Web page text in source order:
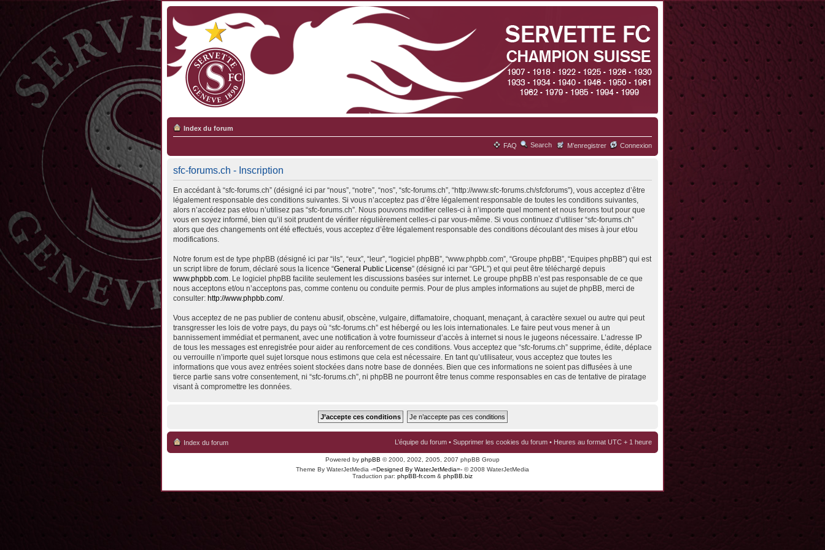
Index du forum
FAQ Search M’enregistrer Connexion
sfc-forums.ch - Inscription
En accédant à “sfc-forums.ch” (désigné ici par “nous”, “notre”, “nos”, “sfc-forums.ch”, “http://www.sfc-forums.ch/sfcforums”), vous acceptez d’être
légalement responsable des conditions suivantes. Si vous n’acceptez pas d’être légalement responsable de toutes les conditions suivantes,
alors n’accédez pas et/ou n’utilisez pas “sfc-forums.ch”. Nous pouvons modifier celles-ci à n’importe quel moment et nous ferons tout pour que
vous en soyez informé, bien qu’il soit prudent de vérifier régulièrement celles-ci par vous-même. Si vous continuez d’utiliser “sfc-forums.ch”
alors que des changements ont été effectués, vous acceptez d’être légalement responsable des conditions découlant des mises à jour et/ou
modifications.
Notre forum est de type phpBB (désigné ici par “ils”, “eux”, “leur”, “logiciel phpBB”, “www.phpbb.com”, “Groupe phpBB”, “Equipes phpBB”) qui est
un script libre de forum, déclaré sous la licence “General Public License” (désigné ici par “GPL”) et qui peut être téléchargé depuis
www.phpbb.com. Le logiciel phpBB facilite seulement les discussions basées sur internet. Le groupe phpBB n’est pas responsable de ce que
nous acceptons et/ou n’acceptons pas, comme contenu ou conduite permis. Pour de plus amples informations au sujet de phpBB, merci de
consulter: http://www.phpbb.com/.
Vous acceptez de ne pas publier de contenu abusif, obscène, vulgaire, diffamatoire, choquant, menaçant, à caractère sexuel ou autre qui peut
transgresser les lois de votre pays, du pays où “sfc-forums.ch” est hébergé ou les lois internationales. Le faire peut vous mener à un
bannissement immédiat et permanent, avec une notification à votre fournisseur d’accès à internet si nous le jugeons nécessaire. L’adresse IP
de tous les messages est enregistrée pour aider au renforcement de ces conditions. Vous acceptez que “sfc-forums.ch” supprime, édite, déplace
ou verrouille n’importe quel sujet lorsque nous estimons que cela est nécessaire. En tant qu’utilisateur, vous acceptez que toutes les
informations que vous avez entrées soient stockées dans notre base de données. Bien que ces informations ne soient pas diffusées à une
tierce partie sans votre consentement, ni “sfc-forums.ch”, ni phpBB ne pourront être tenus comme responsables en cas de tentative de piratage
visant à compromettre les données.
Index du forum L’équipe du forum • Supprimer les cookies du forum • Heures au format UTC + 1 heure
Powered by phpBB © 2000, 2002, 2005, 2007 phpBB Group
Theme By WaterJetMedia -=Designed By WaterJetMedia=- © 2008 WaterJetMedia
Traduction par: phpBB-fr.com & phpBB.biz